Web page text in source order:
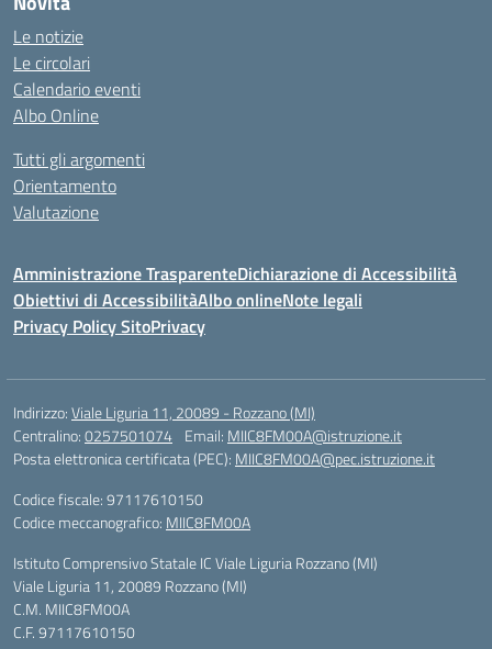
Le notizie
Le circolari
Calendario eventi
Albo Online
Tutti gli argomenti
Orientamento
Valutazione
Amministrazione TrasparenteDichiarazione di Accessibilità
Obiettivi di AccessibilitàAlbo onlineNote legali
Privacy Policy SitoPrivacy
Indirizzo:Viale Liguria 11, 20089 - Rozzano (MI)
Centralino:0257501074 Email: MIIC8FM00A@istruzione.it
Posta elettronica certificata (PEC): MIIC8FM00A@pec.istruzione.it
Codice fiscale: 97117610150
Codice meccanografico: MIIC8FM00A
Istituto Comprensivo Statale IC Viale Liguria Rozzano (MI)
Viale Liguria 11, 20089 Rozzano (MI)
C.M. MIIC8FM00A
C.F. 97117610150